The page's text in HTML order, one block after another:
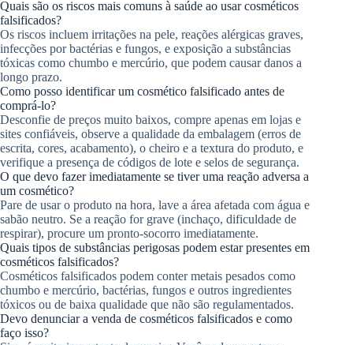
Quais são os riscos mais comuns à saúde ao usar cosméticos
falsificados?
Os riscos incluem irritações na pele, reações alérgicas graves,
infecções por bactérias e fungos, e exposição a substâncias
tóxicas como chumbo e mercúrio, que podem causar danos a
longo prazo.
Como posso identificar um cosmético falsificado antes de
comprá-lo?
Desconfie de preços muito baixos, compre apenas em lojas e
sites confiáveis, observe a qualidade da embalagem (erros de
escrita, cores, acabamento), o cheiro e a textura do produto, e
verifique a presença de códigos de lote e selos de segurança.
O que devo fazer imediatamente se tiver uma reação adversa a
um cosmético?
Pare de usar o produto na hora, lave a área afetada com água e
sabão neutro. Se a reação for grave (inchaço, dificuldade de
respirar), procure um pronto-socorro imediatamente.
Quais tipos de substâncias perigosas podem estar presentes em
cosméticos falsificados?
Cosméticos falsificados podem conter metais pesados como
chumbo e mercúrio, bactérias, fungos e outros ingredientes
tóxicos ou de baixa qualidade que não são regulamentados.
Devo denunciar a venda de cosméticos falsificados e como
faço isso?